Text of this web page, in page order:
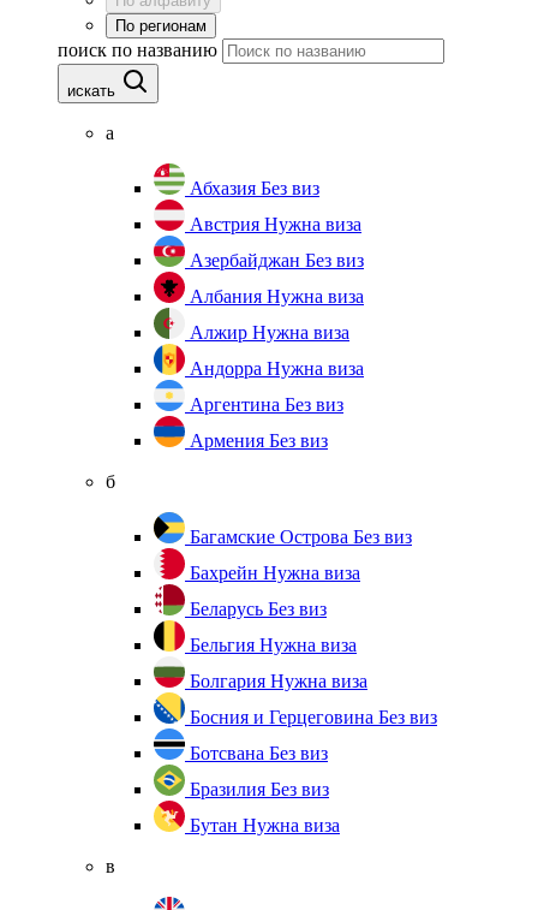
По регионам
поиск по названию
искать
а
Абхазия Без виз
Австрия Нужна виза
Азербайджан Без виз
Албания Нужна виза
Алжир Нужна виза
Андорра Нужна виза
Аргентина Без виз
Армения Без виз
б
Багамские Острова Без виз
Бахрейн Нужна виза
Беларусь Без виз
Бельгия Нужна виза
Болгария Нужна виза
Босния и Герцеговина Без виз
Ботсвана Без виз
Бразилия Без виз
Бутан Нужна виза
в